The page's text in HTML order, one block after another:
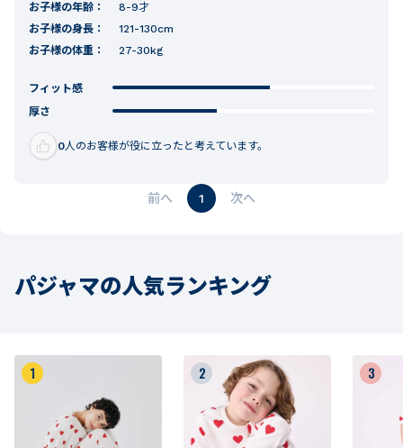
お子様の年齢：
8-9才
お子様の身長：
121-130cm
お子様の体重：
27-30kg
フィット感
厚さ
0人のお客様が役に立ったと考えています。
1
パジャマの人気ランキング
1 2 3